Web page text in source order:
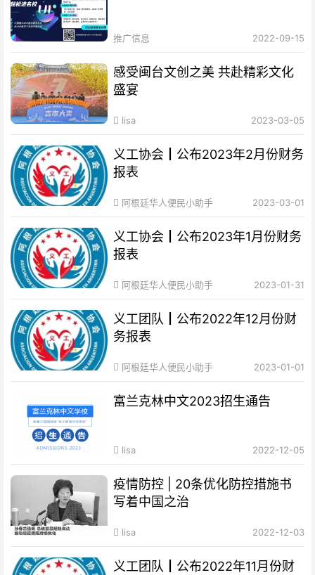
推广信息 2022-09-15
感受闽台文创之美 共赴精彩文化
盛宴
lisa 2023-03-05
义工协会┃公布2023年2月份财务
报表
阿根廷华人便民小助手 2023-03-01
义工协会┃公布2023年1月份财务
报表
阿根廷华人便民小助手 2023-01-31
义工团队┃公布2022年12月份财
务报表
阿根廷华人便民小助手 2023-01-01
富兰克林中文2023招生通告
lisa 2022-12-05
疫情防控 | 20条优化防控措施书
写着中国之治
lisa 2022-12-03
义工团队┃公布2022年11月份财